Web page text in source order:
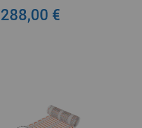
288,00 €